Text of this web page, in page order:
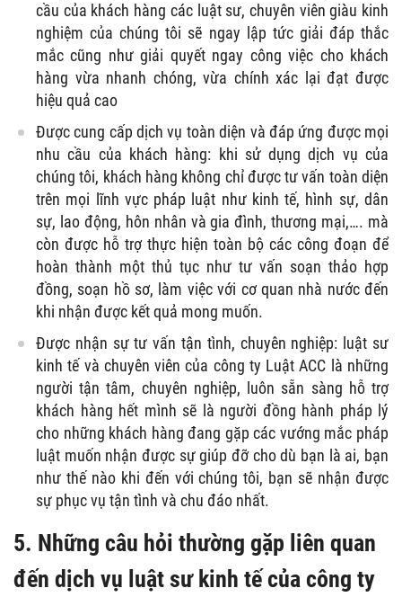
cầu của khách hàng các luật sư, chuyên viên giàu kinh
nghiệm của chúng tôi sẽ ngay lập tức giải đáp thắc
mắc cũng như giải quyết ngay công việc cho khách
hàng vừa nhanh chóng, vừa chính xác lại đạt được
hiệu quả cao
Được cung cấp dịch vụ toàn diện và đáp ứng được mọi
nhu cầu của khách hàng: khi sử dụng dịch vụ của
chúng tôi, khách hàng không chỉ được tư vấn toàn diện
trên mọi lĩnh vực pháp luật như kinh tế, hình sự, dân
sự, lao động, hôn nhân và gia đình, thương mại,…. mà
còn được hỗ trợ thực hiện toàn bộ các công đoạn để
hoàn thành một thủ tục như tư vấn soạn thảo hợp
đồng, soạn hồ sơ, làm việc với cơ quan nhà nước đến
khi nhận được kết quả mong muốn.
Được nhận sự tư vấn tận tình, chuyên nghiệp: luật sư
kinh tế và chuyên viên của công ty Luật ACC là những
người tận tâm, chuyên nghiệp, luôn sẵn sàng hỗ trợ
khách hàng hết mình sẽ là người đồng hành pháp lý
cho những khách hàng đang gặp các vướng mắc pháp
luật muốn nhận được sự giúp đỡ cho dù bạn là ai, bạn
như thế nào khi đến với chúng tôi, bạn sẽ nhận được
sự phục vụ tận tình và chu đáo nhất.
5. Những câu hỏi thường gặp liên quan
đến dịch vụ luật sư kinh tế của công ty